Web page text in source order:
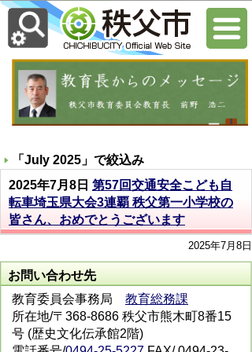
「 July 2025 」で絞込み
2025年7月8日 第57回交通安全こども自
転車埼玉県大会3連覇 秩父第一小学校の
皆さん、おめでとうございます
2025年7月8日
お問い合わせ先
教育委員会事務局 教育総務課
所在地/〒368-8686 秩父市熊木町8番15
号 (歴史文化伝承館2階)